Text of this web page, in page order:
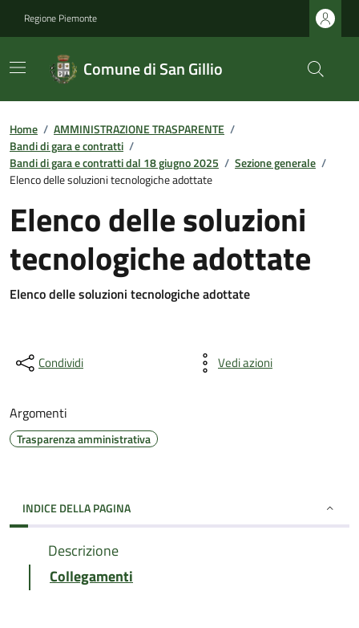
Regione Piemonte
Comune di San Gillio
Home / AMMINISTRAZIONE TRASPARENTE /
Bandi di gara e contratti /
Bandi di gara e contratti dal 18 giugno 2025 / Sezione generale /
Elenco delle soluzioni tecnologiche adottate
Elenco delle soluzioni
tecnologiche adottate
Elenco delle soluzioni tecnologiche adottate
Condividi Vedi azioni
Argomenti
Trasparenza amministrativa
INDICE DELLA PAGINA
Descrizione
Collegamenti